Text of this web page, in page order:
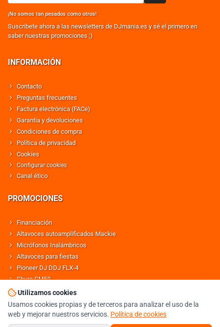
¡No somos tan pesados como otros!
Suscribete ahora a las newsletters de DJmania.es y sé el primero en
saber nuestras promociones ;)
INFORMACIÓN
Contacto
Preguntas frecuentes
Factura electrónica (FACe)
Garantía y devoluciones
Condiciones de compra
Política de privacidad
Cookies
Configurar cookies
Canal ético
PROMOCIONES
Financiación
Altavoces autoamplificados Mackie
Micrófonos Inalámbricos
Altavoces para fiestas
Pioneer DJ DDJ FLX-4
Shure SM58
Altavoces Behringer
© DJMANIA 2000-2026 TODOS LOS DERECHOS RESERVADOS
Utilizamos cookies
Usamos cookies propias y de terceros para analizar el uso de la
web y mejorar nuestros servicios. Política de cookies